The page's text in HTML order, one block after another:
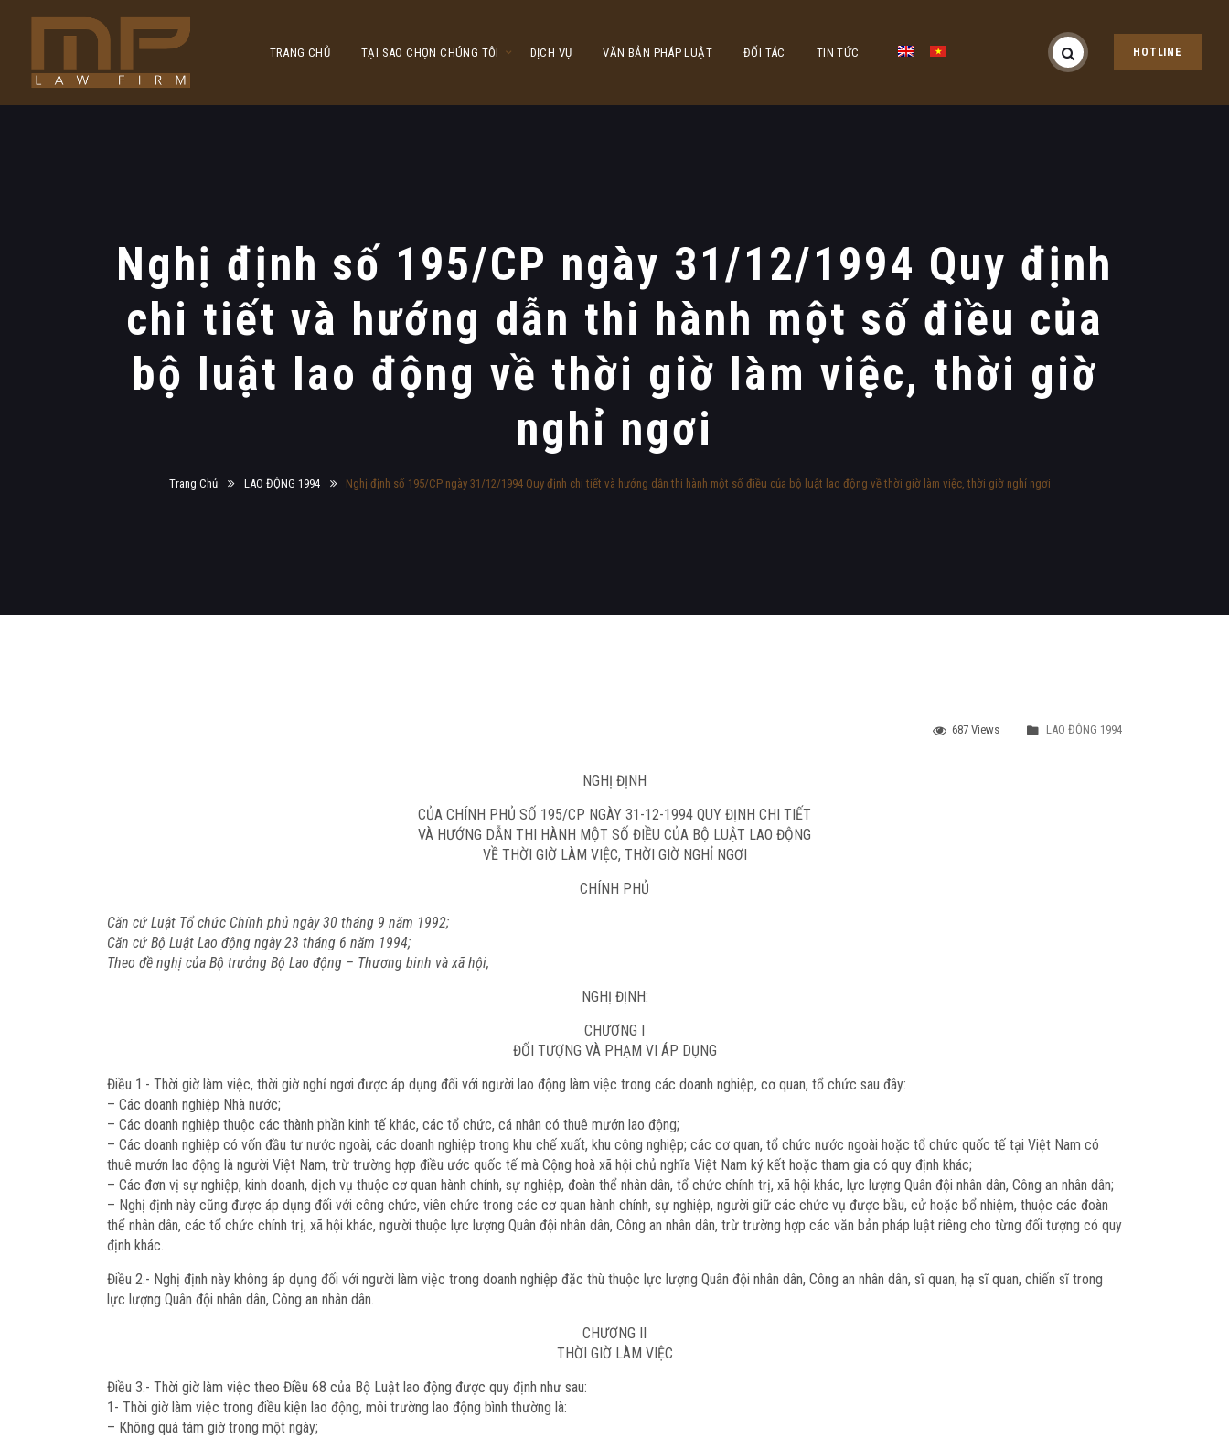
TRANG CHỦ TẠI SAO CHỌN CHÚNG TÔI DỊCH VỤ VĂN BẢN PHÁP LUẬT ĐỐI TÁC TIN TỨC HOTLINE
Nghị định số 195/CP ngày 31/12/1994 Quy định
chi tiết và hướng dẫn thi hành một số điều của
bộ luật lao động về thời giờ làm việc, thời giờ
nghỉ ngơi
Trang Chủ LAO ĐỘNG 1994 Nghị định số 195/CP ngày 31/12/1994 Quy định chi tiết và hướng dẫn thi hành một số điều của bộ luật lao động về thời giờ làm việc, thời giờ nghỉ ngơi
687 Views LAO ĐỘNG 1994
NGHỊ ĐỊNH
CỦA CHÍNH PHỦ SỐ 195/CP NGÀY 31-12-1994 QUY ĐỊNH CHI TIẾT
VÀ HƯỚNG DẪN THI HÀNH MỘT SỐ ĐIỀU CỦA BỘ LUẬT LAO ĐỘNG
VỀ THỜI GIỜ LÀM VIỆC, THỜI GIỜ NGHỈ NGƠI
CHÍNH PHỦ
Căn cứ Luật Tổ chức Chính phủ ngày 30 tháng 9 năm 1992;
Căn cứ Bộ Luật Lao động ngày 23 tháng 6 năm 1994;
Theo đề nghị của Bộ trưởng Bộ Lao động – Thương binh và xã hội,
NGHỊ ĐỊNH:
CHƯƠNG I
ĐỐI TƯỢNG VÀ PHẠM VI ÁP DỤNG
Điều 1.- Thời giờ làm việc, thời giờ nghỉ ngơi được áp dụng đối với người lao động làm việc trong các doanh nghiệp, cơ quan, tổ chức sau đây:
– Các doanh nghiệp Nhà nước;
– Các doanh nghiệp thuộc các thành phần kinh tế khác, các tổ chức, cá nhân có thuê mướn lao động;
– Các doanh nghiệp có vốn đầu tư nước ngoài, các doanh nghiệp trong khu chế xuất, khu công nghiệp; các cơ quan, tổ chức nước ngoài hoặc tổ chức quốc tế tại Việt Nam có
thuê mướn lao động là người Việt Nam, trừ trường hợp điều ước quốc tế mà Cộng hoà xã hội chủ nghĩa Việt Nam ký kết hoặc tham gia có quy định khác;
– Các đơn vị sự nghiệp, kinh doanh, dịch vụ thuộc cơ quan hành chính, sự nghiệp, đoàn thể nhân dân, tổ chức chính trị, xã hội khác, lực lượng Quân đội nhân dân, Công an nhân dân;
– Nghị định này cũng được áp dụng đối với công chức, viên chức trong các cơ quan hành chính, sự nghiệp, người giữ các chức vụ được bầu, cử hoặc bổ nhiệm, thuộc các đoàn
thể nhân dân, các tổ chức chính trị, xã hội khác, người thuộc lực lượng Quân đội nhân dân, Công an nhân dân, trừ trường hợp các văn bản pháp luật riêng cho từng đối tượng có quy
định khác.
Điều 2.- Nghị định này không áp dụng đối với người làm việc trong doanh nghiệp đặc thù thuộc lực lượng Quân đội nhân dân, Công an nhân dân, sĩ quan, hạ sĩ quan, chiến sĩ trong
lực lượng Quân đội nhân dân, Công an nhân dân.
CHƯƠNG II
THỜI GIỜ LÀM VIỆC
Điều 3.- Thời giờ làm việc theo Điều 68 của Bộ Luật lao động được quy định như sau:
1- Thời giờ làm việc trong điều kiện lao động, môi trường lao động bình thường là:
– Không quá tám giờ trong một ngày;